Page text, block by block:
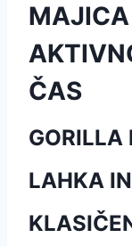
MAJICA
ČAS
GORILLA
LAHKA